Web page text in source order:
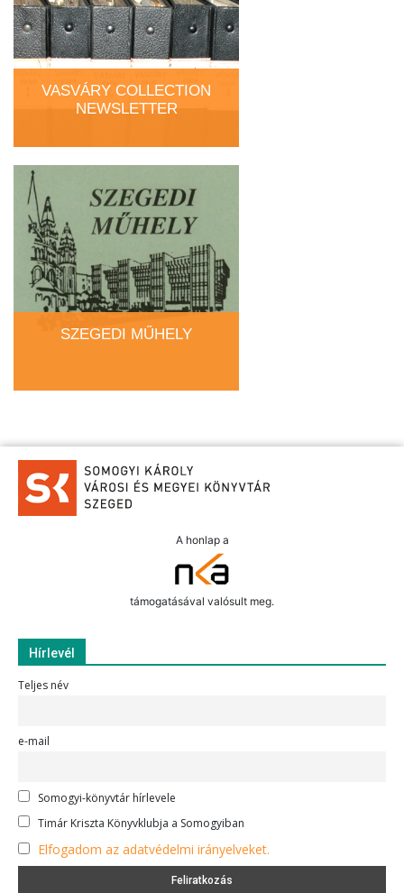
VASVÁRY COLLECTION
NEWSLETTER
SZEGEDI MŰHELY
A honlap a
támogatásával valósult meg.
Hírlevél
Teljes név
e-mail
Somogyi-könyvtár hírlevele
Timár Kriszta Könyvklubja a Somogyiban
Elfogadom az adatvédelmi irányelveket.